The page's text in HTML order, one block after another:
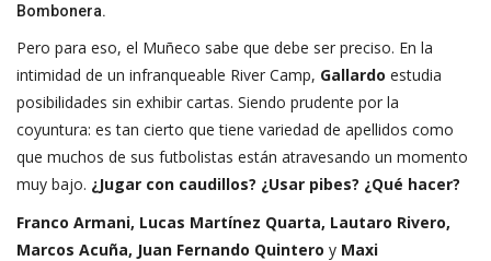
Bombonera.
Pero para eso, el Muñeco sabe que debe ser preciso. En la
intimidad de un infranqueable River Camp, Gallardo estudia
posibilidades sin exhibir cartas. Siendo prudente por la
coyuntura: es tan cierto que tiene variedad de apellidos como
que muchos de sus futbolistas están atravesando un momento
muy bajo. ¿Jugar con caudillos? ¿Usar pibes? ¿Qué hacer?
Franco Armani, Lucas Martínez Quarta, Lautaro Rivero,
Marcos Acuña, Juan Fernando Quintero y Maxi